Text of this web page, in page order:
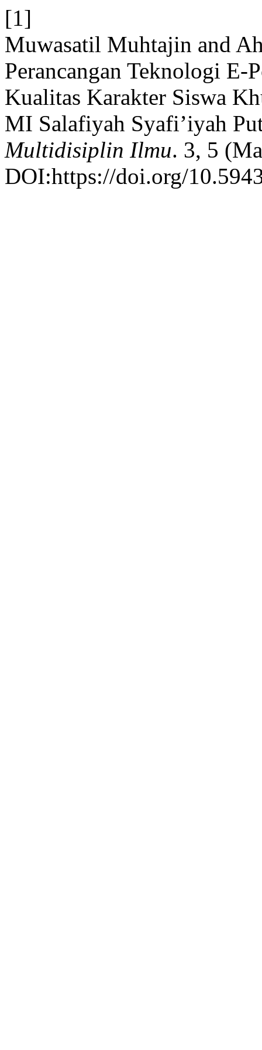
[1]
Muwasatil Muhtajin and
Perancangan Teknologi
Kualitas Karakter Siswa
MI Salafiyah Syafi’iyah
Multidisiplin Ilmu. 3, 5
DOI:https://doi.org/